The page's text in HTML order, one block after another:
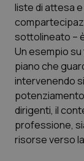
Calabria
Emilia-
Friuli
Lazio
Asma &
Car-T
Diabete
liste di attesa
sottolineato –
Un esempio su
piano che
intervenendo
potenziamento
dirigenti, il
professione,
risorse verso